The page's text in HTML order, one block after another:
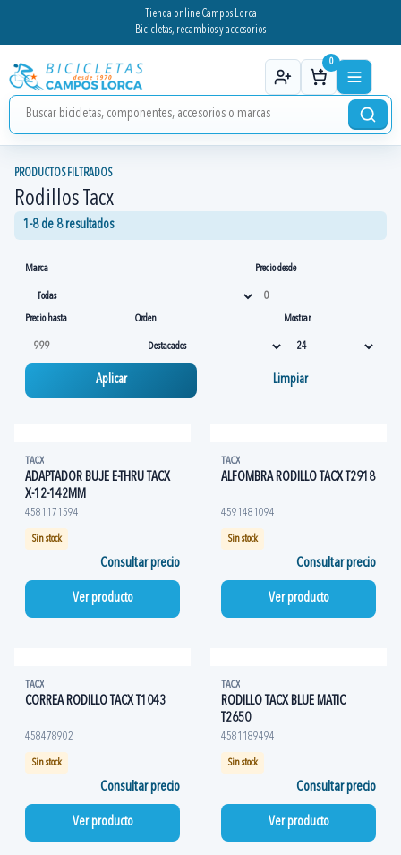
Tienda online Campos Lorca
Bicicletas, recambios y accesorios
0
PRODUCTOS FILTRADOS
Rodillos Tacx
1-8 de 8 resultados
Marca Precio desde
Precio hasta Orden Mostrar
Aplicar Limpiar
TACX
ADAPTADOR BUJE E-THRU TACX
X-12-142MM
4581171594
Sin stock
Consultar precio
Ver producto
TACX
ALFOMBRA RODILLO TACX T2918
4591481094
Sin stock
Consultar precio
Ver producto
TACX
CORREA RODILLO TACX T1043
458478902
Sin stock
Consultar precio
Ver producto
TACX
RODILLO TACX BLUE MATIC
T2650
4581189494
Sin stock
Consultar precio
Ver producto